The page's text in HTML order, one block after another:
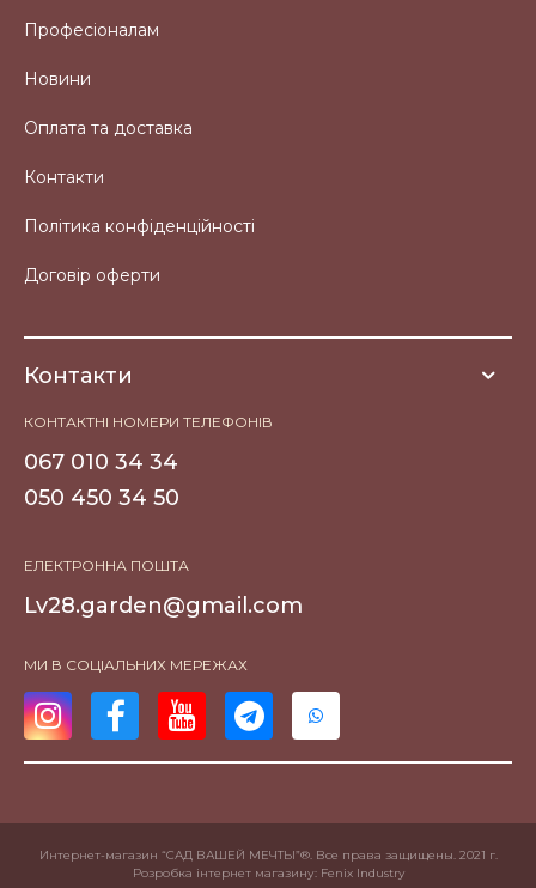
Професіоналам
Новини
Оплата та доставка
Контакти
Політика конфіденційності
Договір оферти
Контакти
КОНТАКТНІ НОМЕРИ ТЕЛЕФОНІВ
067 010 34 34
050 450 34 50
ЕЛЕКТРОННА ПОШТА
Lv28.garden@gmail.com
МИ В СОЦІАЛЬНИХ МЕРЕЖАХ
Интернет-магазин “САД ВАШЕЙ МЕЧТЫ”®. Все права защищены. 2021 г.
Розробка інтернет магазину: Fenix Industry